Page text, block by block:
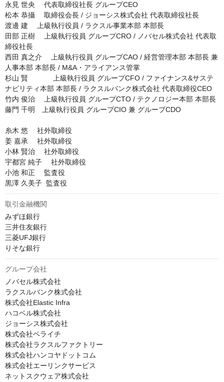
永見 世央 　代表取締役社長 グループCEO
松本 恭攝 　取締役会長 / ジョーシス株式会社 代表取締役社長
渡邊 建 　上級執行役員 / ラクスル事業本部 本部長
田部 正樹 　上級執行役員 グループCRO / ノバセル株式会社 代表取
締役社長
西田 真之介 　上級執行役員 グループCAO / 経営管理本部 本部長 兼
人事本部 本部長 / M&A・アライアンス管掌
杉山 賢 　        上級執行役員 グループCFO / ファイナンス&サステ
ナビリティ本部 本部長 / ラクスルバンク株式会社 代表取締役CEO
竹内 俊治 　上級執行役員 グループCTO / テクノロジー本部 本部長
藤門 千明　上級執行役員 グループCIO 兼 グループCDO
糸木 悠 　社外取締役
姜 嘉承 　社外取締役
小林 賢治 　社外取締役
宇都宮 純子 　社外取締役
小池 和正 　監査役
黒澤 久美子  監査役
取引金融機関
みずほ銀行
三井住友銀行
三菱UFJ銀行
りそな銀行
グループ会社
ノバセル株式会社
ラクスルバンク株式会社
株式会社Elastic Infra
ハコベル株式会社
ジョーシス株式会社
株式会社ペライチ
株式会社ラクスルファクトリー
株式会社ハンコヤドットコム
株式会社エーリンクサービス
ネットスクウェア株式会社